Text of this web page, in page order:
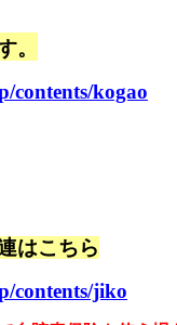
。
contents/kogao
はこちら
contents/jiko